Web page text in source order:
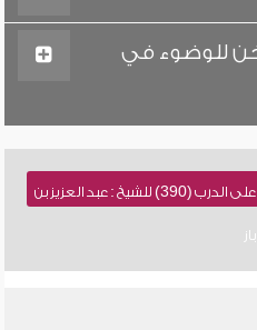
للوضوء في
نسخة نصية للطباعة , فتاوى نور على الدرب (390) للشيخ : عبد العزيز بن
باز